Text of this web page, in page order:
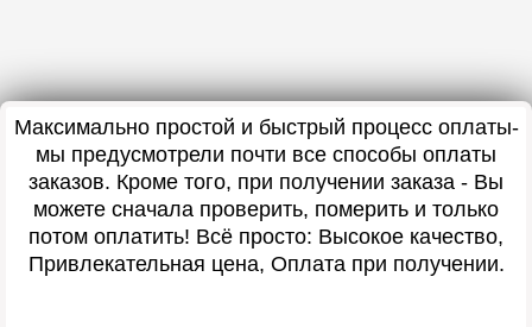
Максимально простой и быстрый процесс оплаты-
мы предусмотрели почти все способы оплаты
заказов. Кроме того, при получении заказа - Вы
можете сначала проверить, померить и только
потом оплатить! Всё просто: Высокое качество,
Привлекательная цена, Оплата при получении.